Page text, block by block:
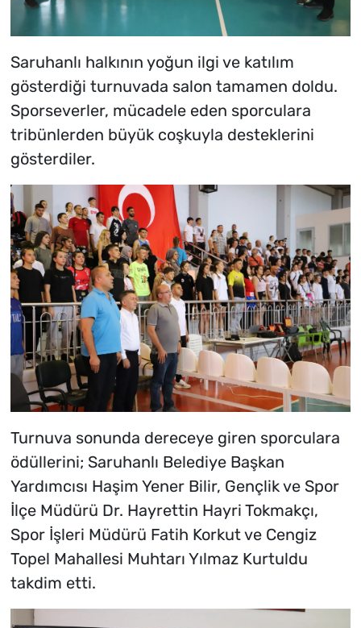
Saruhanlı halkının yoğun ilgi ve katılım
gösterdiği turnuvada salon tamamen doldu.
Sporseverler, mücadele eden sporculara
tribünlerden büyük coşkuyla desteklerini
gösterdiler.
Turnuva sonunda dereceye giren sporculara
ödüllerini; Saruhanlı Belediye Başkan
Yardımcısı Haşim Yener Bilir, Gençlik ve Spor
İlçe Müdürü Dr. Hayrettin Hayri Tokmakçı,
Spor İşleri Müdürü Fatih Korkut ve Cengiz
Topel Mahallesi Muhtarı Yılmaz Kurtuldu
takdim etti.